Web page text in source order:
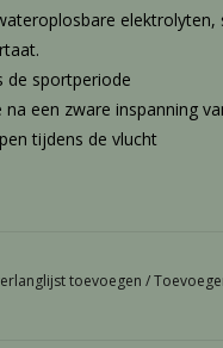
elektrolyten,
de sportperiode
een zware inspanning
tijdens de vlucht
toevoegen /